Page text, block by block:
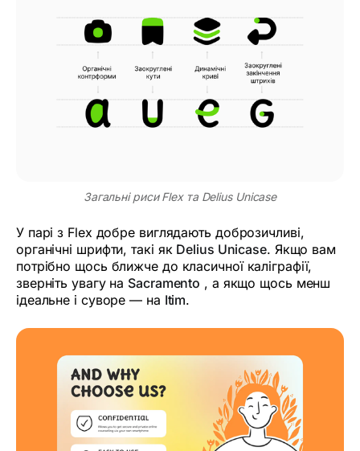
Загальні риси Flex та Delius Unicase
У парі з Flex добре виглядають доброзичливі,
органічні шрифти, такі як Delius Unicase. Якщо вам
потрібно щось ближче до класичної каліграфії,
зверніть увагу на Sacramento , а якщо щось менш
ідеальне і суворе — на Itim.